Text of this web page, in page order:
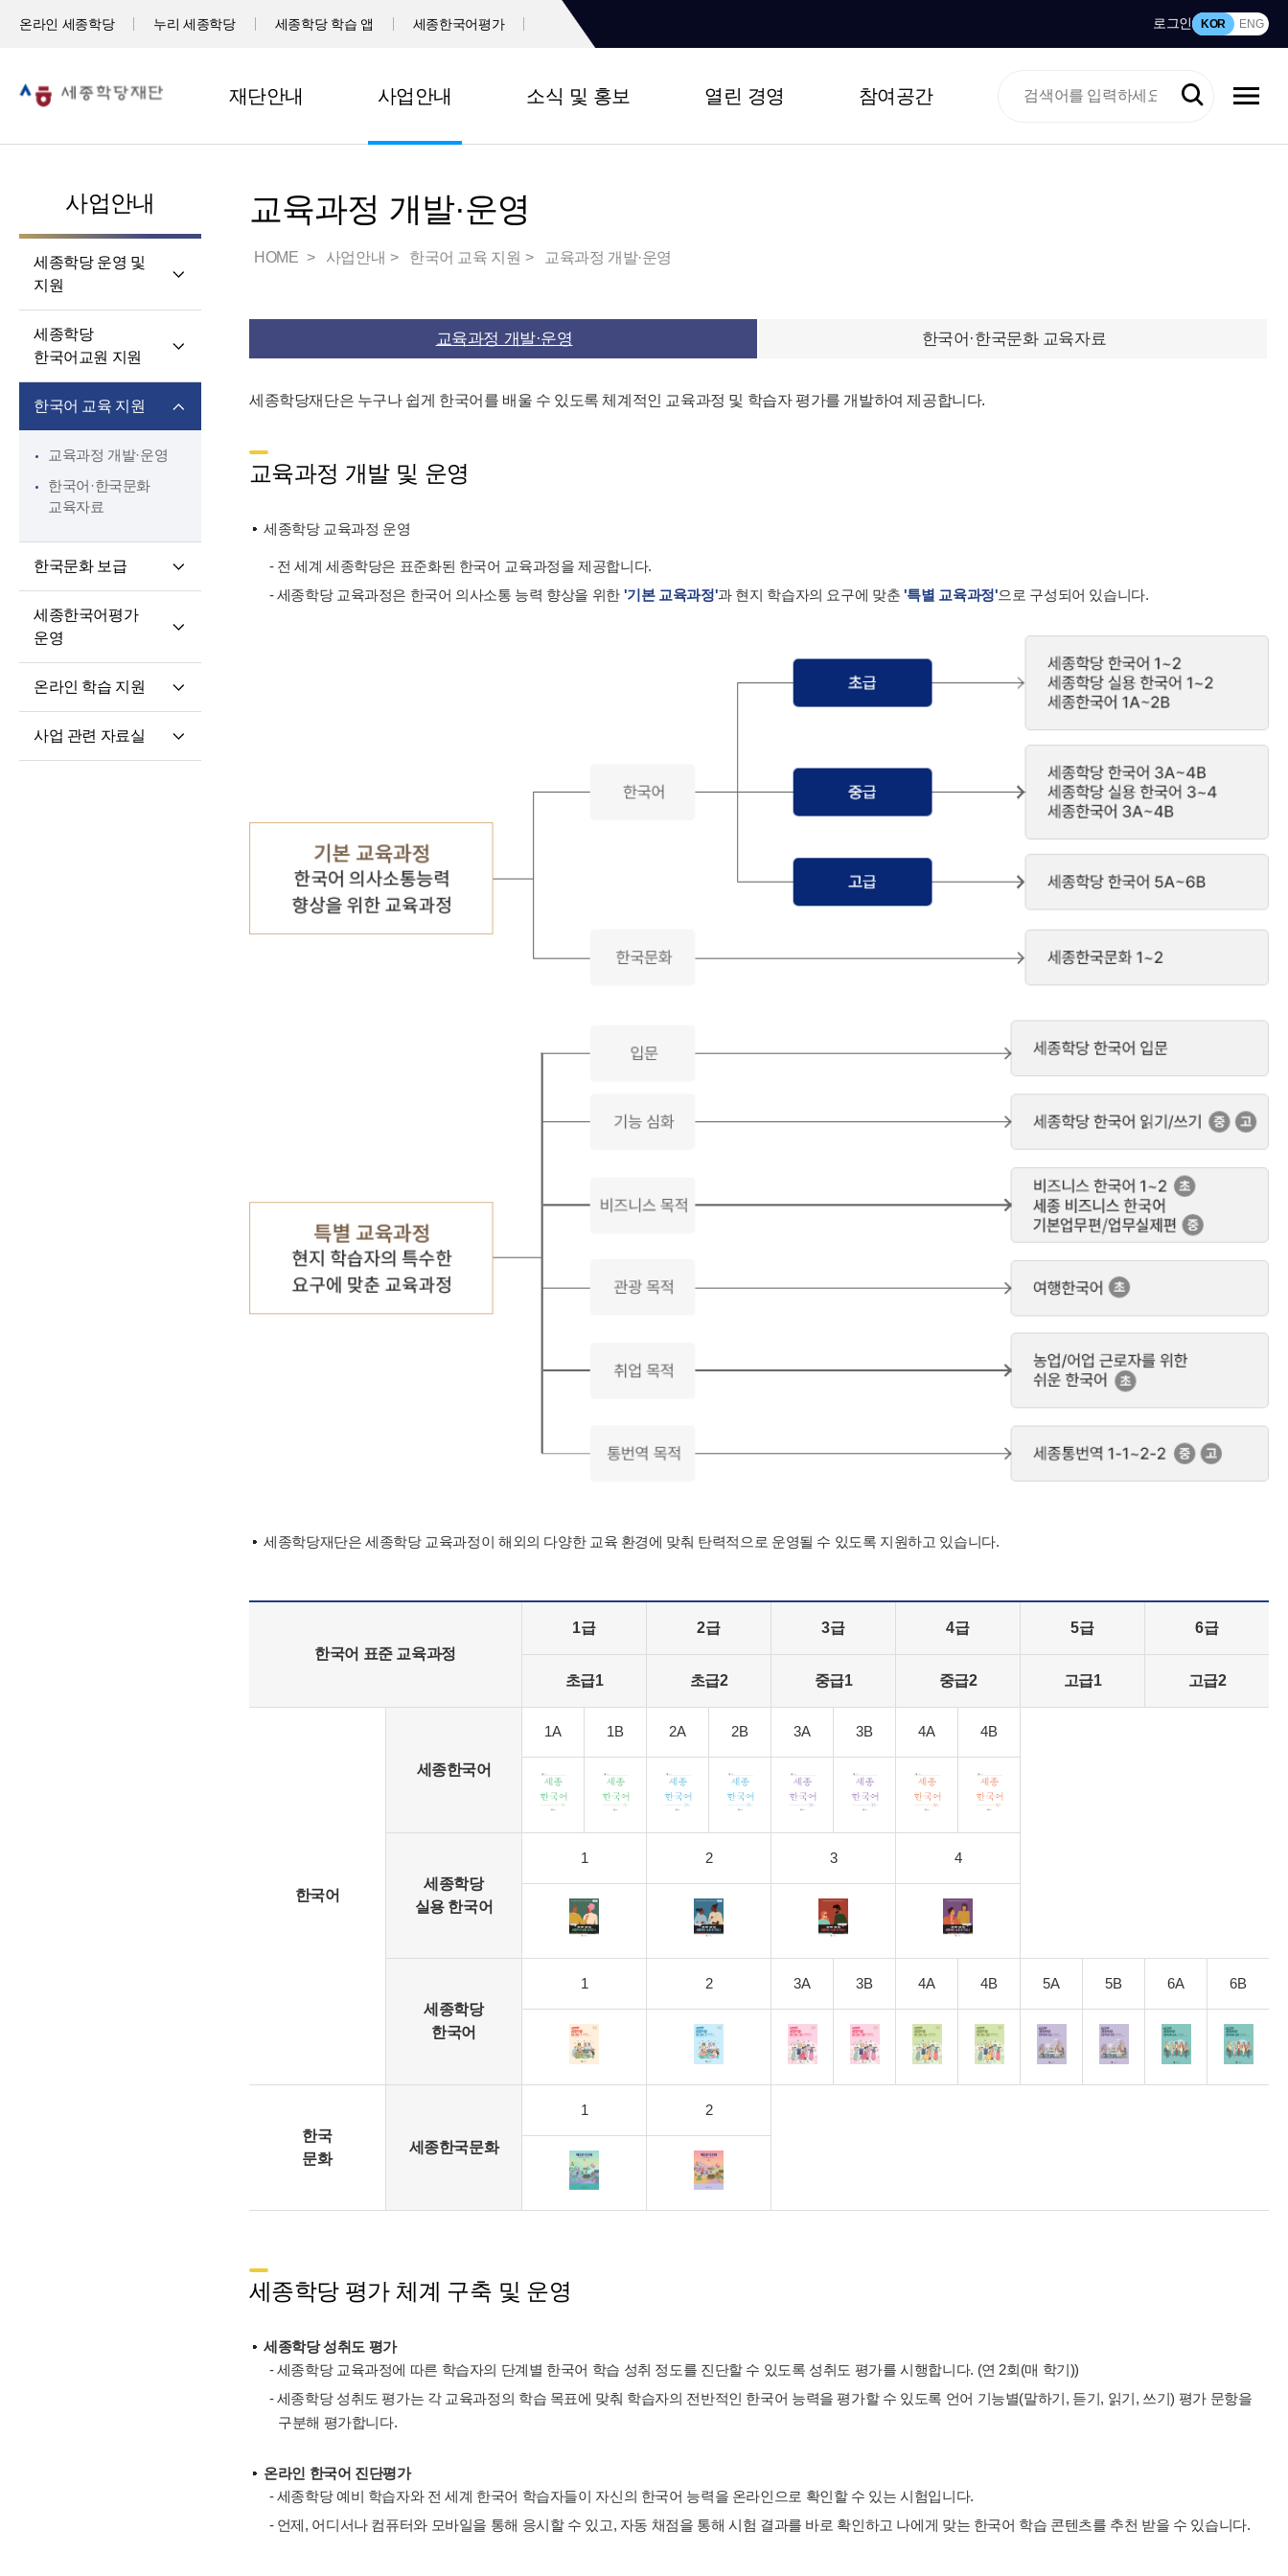
온라인 세종학당 누리 세종학당 세종학당 학습 앱 세종한국어평가 로그인 KOR ENG
재단안내 사업안내 소식 및 홍보 열린 경영 참여공간
사업안내
세종학당 운영 및
지원
세종학당 신규 지정
세종학당 운영 지원
세종학당
한국어교원 지원
한국어교원의 직무와
핵심 역량
교원 전문성 강화
파견교원 지원
한국어 교육 지원
교육과정 개발·운영
한국어·한국문화
교육자료
한국문화 보급
말하기 쓰기 대회
세종학당 문화인턴
세종한국어평가
운영
온라인 학습 지원
사업 관련 자료실
교육과정 개발·운영
HOME 사업안내 한국어 교육 지원 교육과정 개발·운영
교육과정 개발·운영 한국어·한국문화 교육자료
세종학당재단은 누구나 쉽게 한국어를 배울 수 있도록 체계적인 교육과정 및 학습자 평가를 개발하여 제공합니다.
교육과정 개발 및 운영
세종학당 교육과정 운영
- 전 세계 세종학당은 표준화된 한국어 교육과정을 제공합니다.
- 세종학당 교육과정은 한국어 의사소통 능력 향상을 위한 '기본 교육과정'과 현지 학습자의 요구에 맞춘 '특별 교육과정'으로 구성되어 있습니다.
세종학당재단은 세종학당 교육과정이 해외의 다양한 교육 환경에 맞춰 탄력적으로 운영될 수 있도록 지원하고 있습니다.
한국어 표준 교육과정
1급 2급 3급 4급 5급 6급
초급1 초급2 중급1 중급2 고급1 고급2
한국어
세종한국어
1A 1B 2A 2B 3A 3B 4A 4B
세종학당
실용 한국어
1 2 3 4
세종학당
한국어
1 2 3A 3B 4A 4B 5A 5B 6A 6B
한국
문화
세종한국문화
1 2
세종학당 평가 체계 구축 및 운영
세종학당 성취도 평가
- 세종학당 교육과정에 따른 학습자의 단계별 한국어 학습 성취 정도를 진단할 수 있도록 성취도 평가를 시행합니다. (연 2회(매 학기))
- 세종학당 성취도 평가는 각 교육과정의 학습 목표에 맞춰 학습자의 전반적인 한국어 능력을 평가할 수 있도록 언어 기능별(말하기, 듣기, 읽기, 쓰기) 평가 문항을
구분해 평가합니다.
온라인 한국어 진단평가
- 세종학당 예비 학습자와 전 세계 한국어 학습자들이 자신의 한국어 능력을 온라인으로 확인할 수 있는 시험입니다.
- 언제, 어디서나 컴퓨터와 모바일을 통해 응시할 수 있고, 자동 채점을 통해 시험 결과를 바로 확인하고 나에게 맞는 한국어 학습 콘텐츠를 추천 받을 수 있습니다.